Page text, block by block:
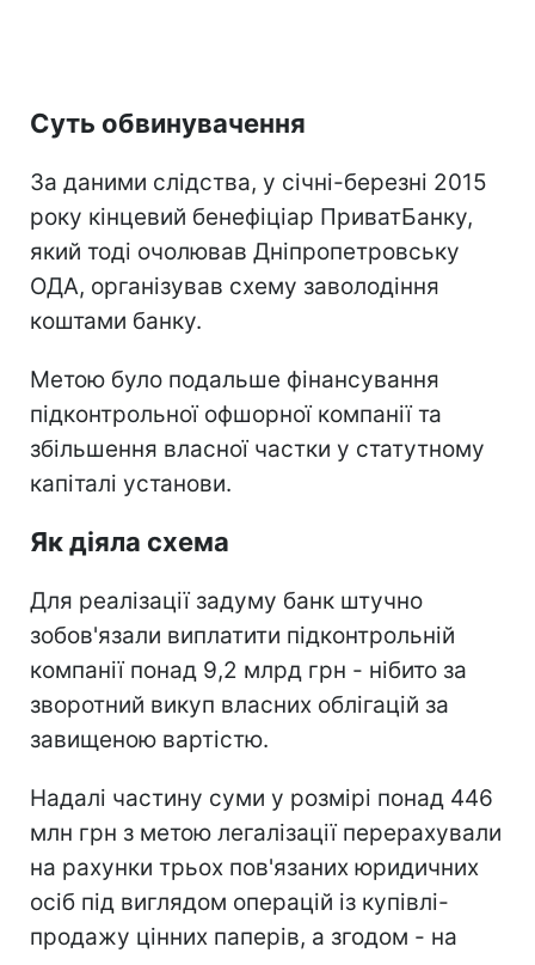
Суть обвинувачення
За даними слідства, у січні-березні 2015
року кінцевий бенефіціар ПриватБанку,
який тоді очолював Дніпропетровську
ОДА, організував схему заволодіння
коштами банку.
Метою було подальше фінансування
підконтрольної офшорної компанії та
збільшення власної частки у статутному
капіталі установи.
Як діяла схема
Для реалізації задуму банк штучно
зобов'язали виплатити підконтрольній
компанії понад 9,2 млрд грн - нібито за
зворотний викуп власних облігацій за
завищеною вартістю.
Надалі частину суми у розмірі понад 446
млн грн з метою легалізації перерахували
на рахунки трьох пов'язаних юридичних
осіб під виглядом операцій із купівлі-
продажу цінних паперів, а згодом - на